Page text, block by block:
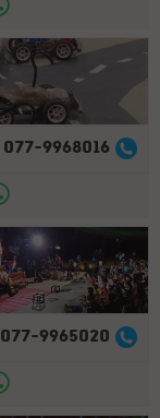
077-9968016
077-9965020